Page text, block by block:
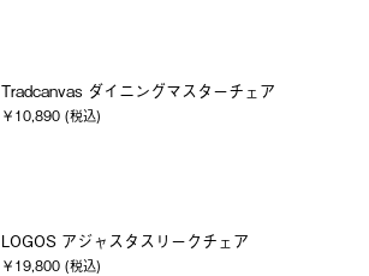
Tradcanvas ダイニングマスターチェア
￥10,890 (税込)
LOGOS アジャスタスリークチェア
￥19,800 (税込)